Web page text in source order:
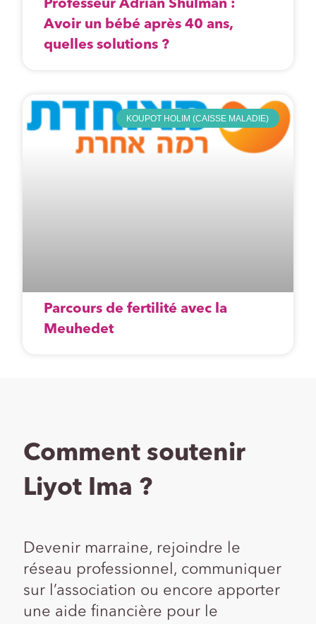
Professeur Adrian Shulman :
Avoir un bébé après 40 ans,
quelles solutions ?
KOUPOT HOLIM (CAISSE MALADIE)
Parcours de fertilité avec la
Meuhedet
Comment soutenir
Liyot Ima ?
Devenir marraine, rejoindre le
réseau professionnel, communiquer
sur l’association ou encore apporter
une aide financière pour le